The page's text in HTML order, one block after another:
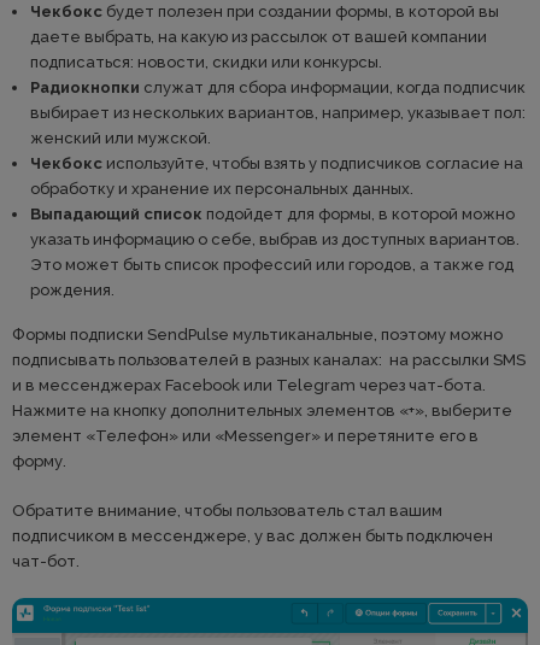
Чекбокс будет полезен при создании формы, в которой вы
даете выбрать, на какую из рассылок от вашей компании
подписаться: новости, скидки или конкурсы.
Радиокнопки служат для сбора информации, когда подписчик
выбирает из нескольких вариантов, например, указывает пол:
женский или мужской.
Чекбокс используйте, чтобы взять у подписчиков согласие на
обработку и хранение их персональных данных.
Выпадающий список подойдет для формы, в которой можно
указать информацию о себе, выбрав из доступных вариантов.
Это может быть список профессий или городов, а также год
рождения.
Формы подписки SendPulse мультиканальные, поэтому можно
подписывать пользователей в разных каналах: на рассылки SMS
и в мессенджерах Facebook или Telegram через чат-бота.
Нажмите на кнопку дополнительных элементов «+», выберите
элемент «Телефон» или «Messenger» и перетяните его в
форму.
Обратите внимание, чтобы пользователь стал вашим
подписчиком в мессенджере, у вас должен быть подключен
чат-бот.